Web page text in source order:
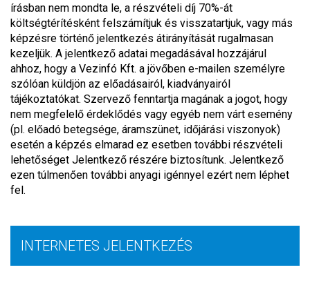
írásban nem mondta le, a részvételi díj 70%-át
költségtérítésként felszámítjuk és visszatartjuk, vagy más
képzésre történő jelentkezés átirányítását rugalmasan
kezeljük. A jelentkező adatai megadásával hozzájárul
ahhoz, hogy a Vezinfó Kft. a jövőben e-mailen személyre
szólóan küldjön az előadásairól, kiadványairól
tájékoztatókat. Szervező fenntartja magának a jogot, hogy
nem megfelelő érdeklődés vagy egyéb nem várt esemény
(pl. előadó betegsége, áramszünet, időjárási viszonyok)
esetén a képzés elmarad ez esetben további részvételi
lehetőséget Jelentkező részére biztosítunk. Jelentkező
ezen túlmenően további anyagi igénnyel ezért nem léphet
fel.
INTERNETES JELENTKEZÉS